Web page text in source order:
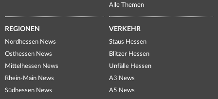
Alle Themen
REGIONEN
Nordhessen News
Osthessen News
Mittelhessen News
Rhein-Main News
Südhessen News
VERKEHR
Staus Hessen
Blitzer Hessen
Unfälle Hessen
A3 News
A5 News